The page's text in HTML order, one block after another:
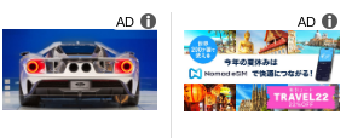
AD AD